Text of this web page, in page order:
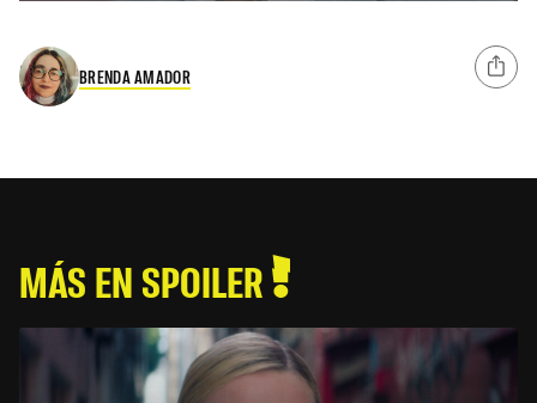
BRENDA AMADOR
MÁS EN SPOILER